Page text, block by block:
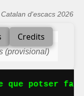
d'escacs 2026
Credits
(provisional)
que potser